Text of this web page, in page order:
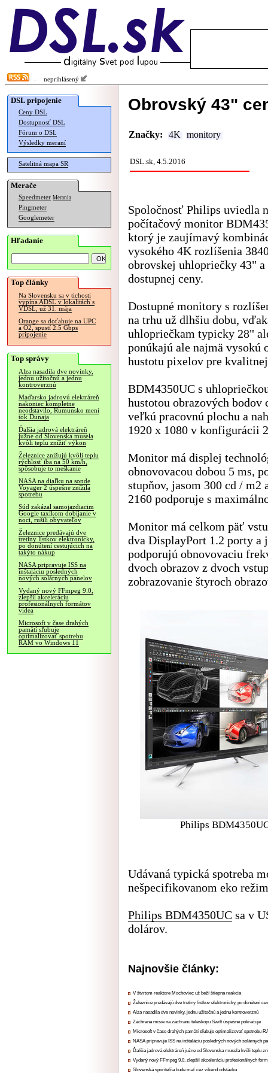
neprihlásený
DSL pripojenie
Ceny DSL
Dostupnosť DSL
Fórum o DSL
Výsledky meraní
Satelitná mapa SR
Merače
Speedmeter Merania
Pingmeter
Googlemeter
Hľadanie
Top články
Na Slovensku sa v tichosti
vypína ADSL v lokalitách s
VDSL, už 31. mája
Orange sa doťahuje na UPC
a O2, spustí 2.5 Gbps
pripojenie
Top správy
Alza nasadila dve novinky,
jednu užitočnú a jednu
kontroverznú
Maďarsko jadrovú elektráreň
nakoniec kompletne
neodstavilo, Rumunsko mení
tok Dunaja
Ďalšia jadrová elektráreň
južne od Slovenska musela
kvôli teplu znížiť výkon
Železnice znižujú kvôli teplu
rýchlosť iba na 50 km/h,
spôsobuje to meškanie
NASA na diaľku na sonde
Voyager 2 úspešne znížila
spotrebu
Súd zakázal samojazdiacim
Google taxíkom dobíjanie v
noci, rušili obyvateľov
Železnice predávajú dve
tretiny lístkov elektronicky,
po donútení cestujúcich na
takýto nákup
NASA pripravuje ISS na
inštaláciu posledných
nových solárnych panelov
Vydaný nový FFmpeg 9.0,
zlepšil akceleráciu
profesionálnych formátov
videa
Microsoft v čase drahých
pamätí sľubuje
optimalizovať spotrebu
RAM vo Windows 11
Obrovský 43"
Značky: 4K monitory
DSL.sk, 4.5.2016
Spoločnosť Philips uviedla
počítačový monitor
ktorý je zaujímavý
vysokého 4K rozlíšenia
obrovskej uhlopriečky 43"
dostupnej ceny.
Dostupné monitory s
na trhu už dlhšiu dobu,
uhlopriečkam typicky 28"
ponúkajú ale najmä vysokú
hustotu pixelov pre
BDM4350UC s
hustotou obrazových
veľkú pracovnú plochu a
1920 x 1080 v konfigurácii
Monitor má displej
obnovovacou dobou 5 ms,
stupňov, jasom 300 cd / m2
2160 podporuje s
Monitor má celkom päť
dva DisplayPort 1.2 porty
podporujú obnovovaciu
dvoch obrazov z dvoch
zobrazovanie štyroch
Philips
Udávaná typická spotreba
nešpecifikovanom eko
Philips BDM4350UC sa v
dolárov.
Najnovšie články:
V štvrtom reaktore Mochoviec už beží štiepna reakcia
Železnice predávajú dve tretiny lístkov elektronicky, po donútení
Alza nasadila dve novinky, jednu užitočnú a jednu kontroverznú
Záchrana misie na záchranu teleskopu Swift úspešne pokračuje
Microsoft v čase drahých pamätí sľubuje optimalizovať spotrebu
NASA pripravuje ISS na inštaláciu posledných nových solárnych
Ďalšia jadrová elektráreň južne od Slovenska musela kvôli teplu
Vydaný nový FFmpeg 9.0, zlepšil akceleráciu profesionálnych
Slovenská sporiteľňa bude mať cez víkend odstávku